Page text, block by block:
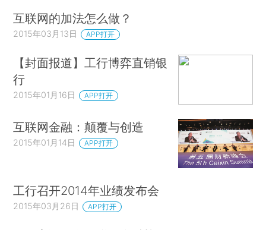
互联网的加法怎么做？
2015年03月13日 APP打开
【封面报道】工行博弈直销银
行
2015年01月16日 APP打开
互联网金融：颠覆与创造
2015年01月14日 APP打开
工行召开2014年业绩发布会
2015年03月26日 APP打开